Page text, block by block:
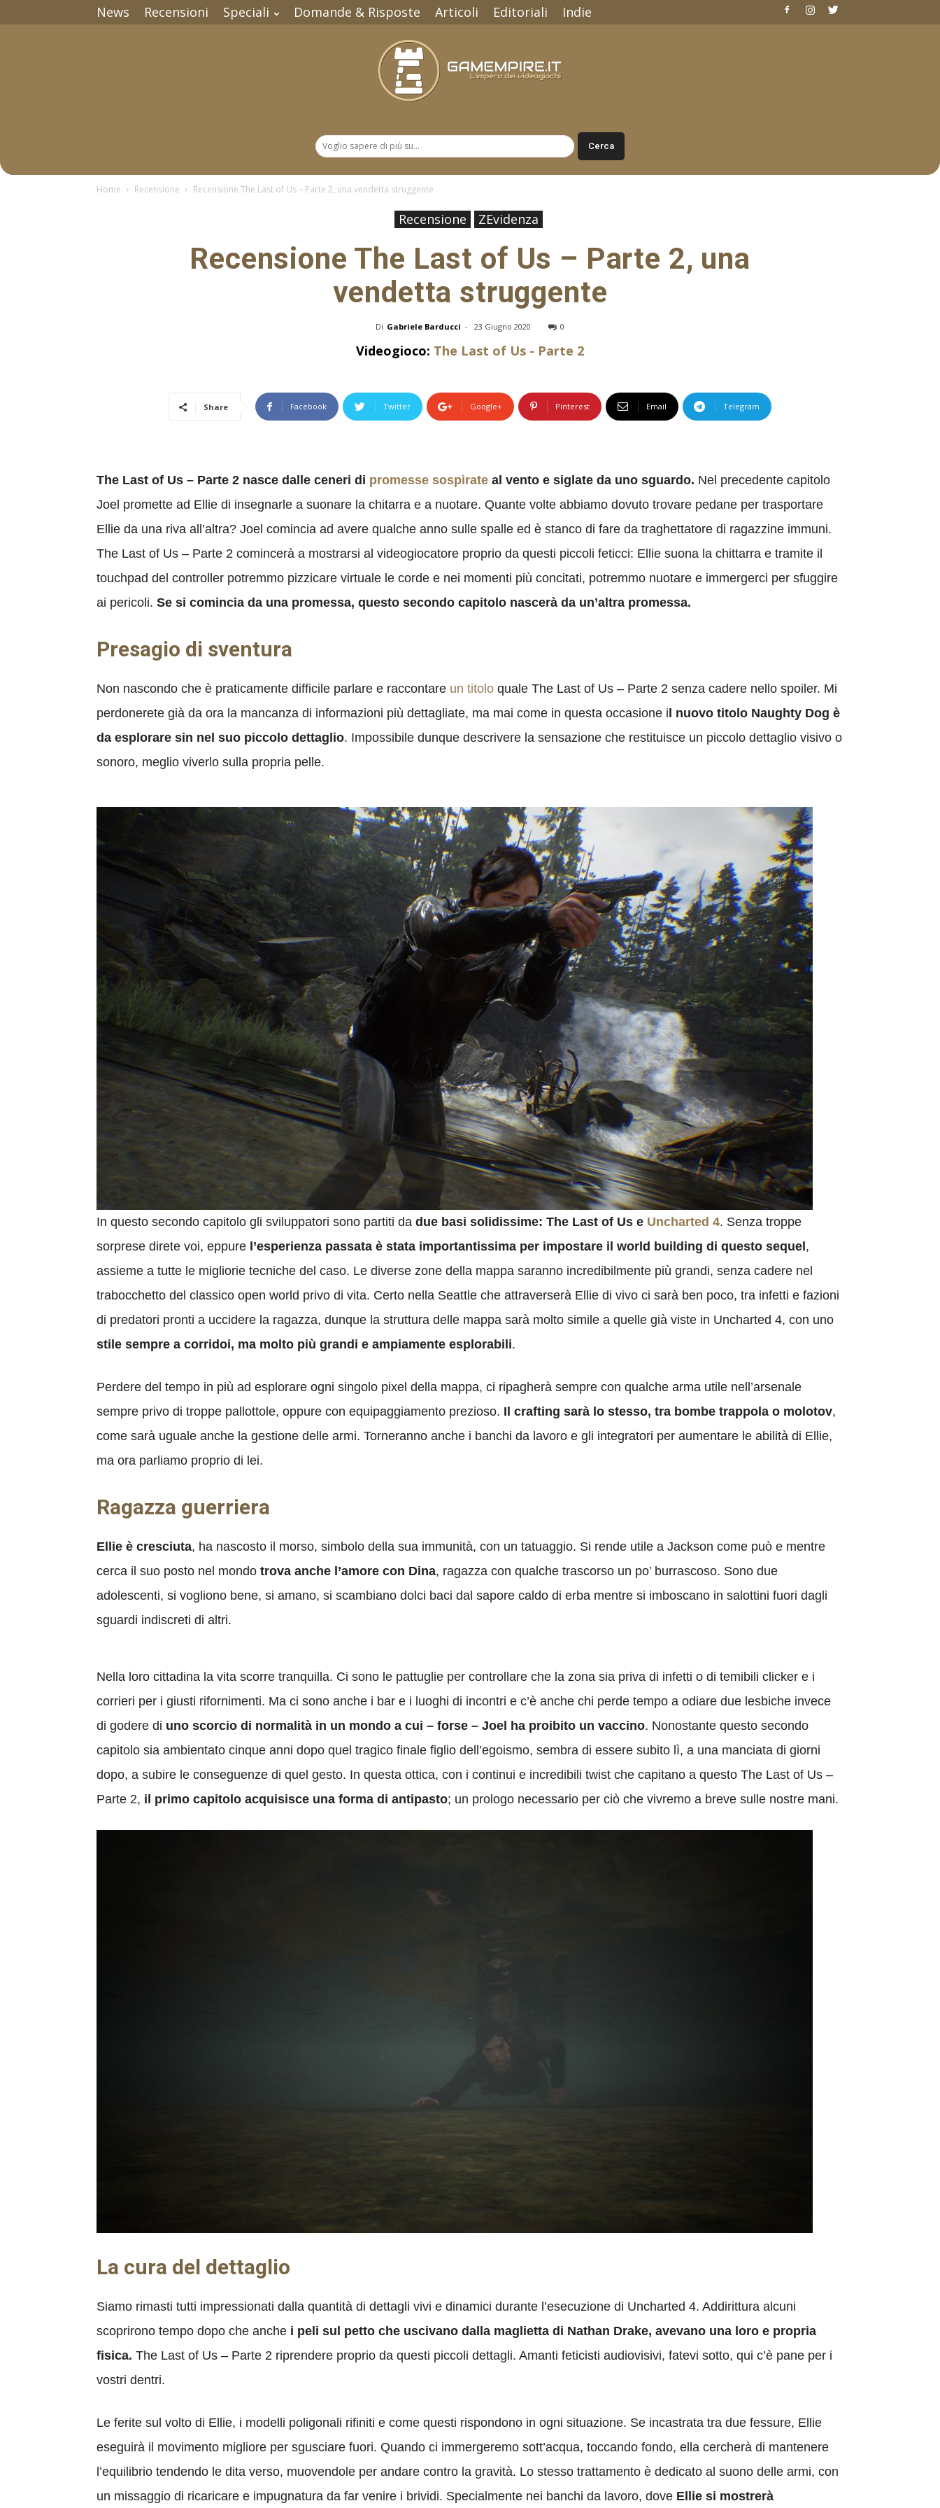
News Recensioni Speciali Domande & Risposte Articoli Editoriali Indie
Home Recensione Recensione The Last of Us – Parte 2, una vendetta struggente
Recensione ZEvidenza
Recensione The Last of Us – Parte 2, una
vendetta struggente
Di Gabriele Barducci - 23 Giugno 2020 0
Videogioco: The Last of Us - Parte 2
Share Facebook Twitter Google+ Pinterest Email Telegram
The Last of Us – Parte 2 nasce dalle ceneri di promesse sospirate al vento e siglate da uno sguardo. Nel precedente capitolo
Joel promette ad Ellie di insegnarle a suonare la chitarra e a nuotare. Quante volte abbiamo dovuto trovare pedane per trasportare
Ellie da una riva all’altra? Joel comincia ad avere qualche anno sulle spalle ed è stanco di fare da traghettatore di ragazzine immuni.
The Last of Us – Parte 2 comincerà a mostrarsi al videogiocatore proprio da questi piccoli feticci: Ellie suona la chittarra e tramite il
touchpad del controller potremmo pizzicare virtuale le corde e nei momenti più concitati, potremmo nuotare e immergerci per sfuggire
ai pericoli. Se si comincia da una promessa, questo secondo capitolo nascerà da un’altra promessa.
Presagio di sventura
Non nascondo che è praticamente difficile parlare e raccontare un titolo quale The Last of Us – Parte 2 senza cadere nello spoiler. Mi
perdonerete già da ora la mancanza di informazioni più dettagliate, ma mai come in questa occasione i l nuovo titolo Naughty Dog è
da esplorare sin nel suo piccolo dettaglio. Impossibile dunque descrivere la sensazione che restituisce un piccolo dettaglio visivo o
sonoro, meglio viverlo sulla propria pelle.
In questo secondo capitolo gli sviluppatori sono partiti da due basi solidissime: The Last of Us e Uncharted 4. Senza troppe
sorprese direte voi, eppure l’esperienza passata è stata importantissima per impostare il world building di questo sequel ,
assieme a tutte le migliorie tecniche del caso. Le diverse zone della mappa saranno incredibilmente più grandi, senza cadere nel
trabocchetto del classico open world privo di vita. Certo nella Seattle che attraverserà Ellie di vivo ci sarà ben poco, tra infetti e fazioni
di predatori pronti a uccidere la ragazza, dunque la struttura delle mappa sarà molto simile a quelle già viste in Uncharted 4, con uno
stile sempre a corridoi, ma molto più grandi e ampiamente esplorabili.
Perdere del tempo in più ad esplorare ogni singolo pixel della mappa, ci ripagherà sempre con qualche arma utile nell’arsenale
sempre privo di troppe pallottole, oppure con equipaggiamento prezioso. Il crafting sarà lo stesso, tra bombe trappola o molotov,
come sarà uguale anche la gestione delle armi. Torneranno anche i banchi da lavoro e gli integratori per aumentare le abilità di Ellie,
ma ora parliamo proprio di lei.
Ragazza guerriera
Ellie è cresciuta, ha nascosto il morso, simbolo della sua immunità, con un tatuaggio. Si rende utile a Jackson come può e mentre
cerca il suo posto nel mondo trova anche l’amore con Dina, ragazza con qualche trascorso un po’ burrascoso. Sono due
adolescenti, si vogliono bene, si amano, si scambiano dolci baci dal sapore caldo di erba mentre si imboscano in salottini fuori dagli
sguardi indiscreti di altri.
Nella loro cittadina la vita scorre tranquilla. Ci sono le pattuglie per controllare che la zona sia priva di infetti o di temibili clicker e i
corrieri per i giusti rifornimenti. Ma ci sono anche i bar e i luoghi di incontri e c’è anche chi perde tempo a odiare due lesbiche invece
di godere di uno scorcio di normalità in un mondo a cui – forse – Joel ha proibito un vaccino. Nonostante questo secondo
capitolo sia ambientato cinque anni dopo quel tragico finale figlio dell’egoismo, sembra di essere subito lì, a una manciata di giorni
dopo, a subire le conseguenze di quel gesto. In questa ottica, con i continui e incredibili twist che capitano a questo The Last of Us –
Parte 2, il primo capitolo acquisisce una forma di antipasto; un prologo necessario per ciò che vivremo a breve sulle nostre mani.
La cura del dettaglio
Siamo rimasti tutti impressionati dalla quantità di dettagli vivi e dinamici durante l’esecuzione di Uncharted 4. Addirittura alcuni
scoprirono tempo dopo che anche i peli sul petto che uscivano dalla maglietta di Nathan Drake, avevano una loro e propria
fisica. The Last of Us – Parte 2 riprendere proprio da questi piccoli dettagli. Amanti feticisti audiovisivi, fatevi sotto, qui c’è pane per i
vostri dentri.
Le ferite sul volto di Ellie, i modelli poligonali rifiniti e come questi rispondono in ogni situazione. Se incastrata tra due fessure, Ellie
eseguirà il movimento migliore per sgusciare fuori. Quando ci immergeremo sott’acqua, toccando fondo, ella cercherà di mantenere
l’equilibrio tendendo le dita verso, muovendole per andare contro la gravità. Lo stesso trattamento è dedicato al suono delle armi, con
un missaggio di ricaricare e impugnatura da far venire i brividi. Specialmente nei banchi da lavoro, dove Ellie si mostrerà